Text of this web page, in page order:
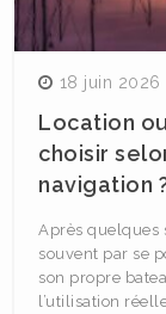
18 juin 2026
Location
choisir
navigation
Après quelques
souvent par se
son propre
l’utilisation